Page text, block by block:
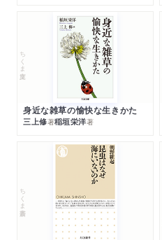
ちくま文庫
身近な雑草の愉快な生きかた
三上修著稲垣栄洋著
ちくま新書